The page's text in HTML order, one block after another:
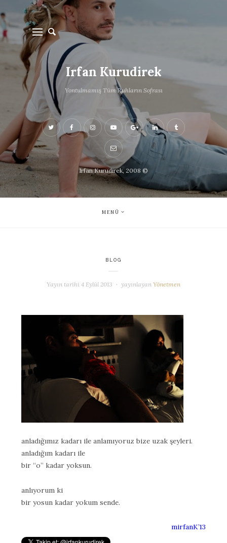
Irfan Kurudirek
Yontulmamış Tüm Ruhların Sofrası
Irfan Kurudirek, 2008 ©
MENÜ
BLOG
Yayın tarihi4 Eylül 2013 yayınlayan Yönetmen
anladığımız kadarı ile anlamıyoruz bize uzak şeyleri.
anladığım kadarı ile
bir “o” kadar yoksun.
anlıyorum ki
bir yosun kadar yokum sende.
mirfanK’13